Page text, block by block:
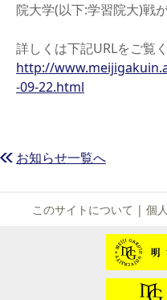
院大学(以下:学習院大)戦
詳しくは下記URLをご覧く
http://
-09-22.html
お知らせ一覧へ
このサイトについて | 個